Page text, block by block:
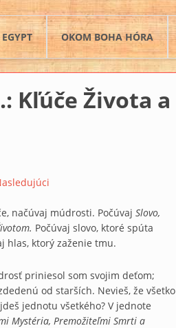
OKOM BOHA HÓRA
Kľúče Života a
načúvaj múdrosti. Počúvaj Slovo,
Počúvaj slovo, ktoré spúta
hlas, ktorý zaženie tmu.
priniesol som svojim deťom;
od starších. Nevieš, že všetko
jednotu všetkého? V jednote
Mystéria, Premožiteľmi Smrti a